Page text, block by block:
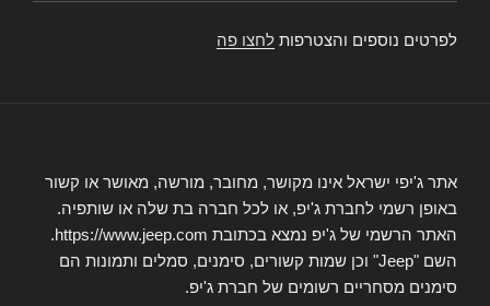
לפרטים נוספים והצטרפות לחצו פה
אתר ג'יפי ישראל אינו מקושר, מחובר, מורשה, מאושר או קשור
באופן רשמי לחברת ג'יפ, או לכל חברה בת שלה או שותפיה.
האתר הרשמי של ג'יפ נמצא בכתובת https://www.jeep.com.
השם "Jeep" וכן שמות קשורים, סימנים, סמלים ותמונות הם
סימנים מסחריים רשומים של חברת ג'יפ.